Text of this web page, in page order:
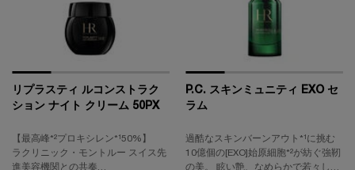
リプラスティ ルコンストラク
ション ナイト クリーム 50PX
【最高峰*²プロキシレン*¹50%】
ラクリニック・モントルー スイス先
進美容機関との共奏
P.C. スキンミュニティ EXO セ
ラム
過酷なスキンバーンアウト*¹に挑む
10億個の[EXO]始原細胞*²が紡ぐ強靭
の美。 眩い艶、なめらかで若々しい